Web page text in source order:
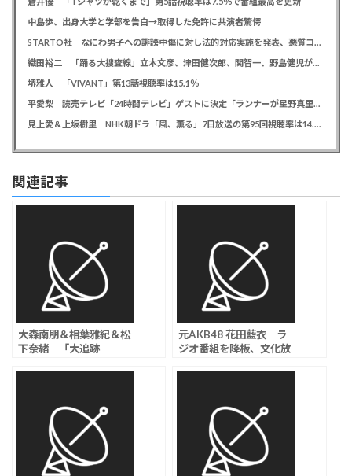
中島歩、出身大学と学部を告白→取得した免許に共演者驚愕
STARTO社 なにわ男子への誹謗中傷に対し法的対応実施を発表、悪質コメントの投稿者を特定「責任追及を進めています」
織田裕二 「踊る大捜査線」立木文彦、津田健次郎、関智一、野島健児が警察幹部役で出演決定
堺雅人 「VIVANT」第13話視聴率は15.1％
平愛梨 読売テレビ「24時間テレビ」ゲストに決定「ランナーが星野真里さんと知って涙しました」杉浦太陽、ギャロップも出演
見上愛＆上坂樹里 NHK朝ドラ「風、薫る」7日放送の第95回視聴率は14.0％
関連記事
大森南朋＆相葉雅紀＆松
下奈緒 「大追跡
元AKB48 花田藍衣 ラ
ジオ番組を降板、文化放